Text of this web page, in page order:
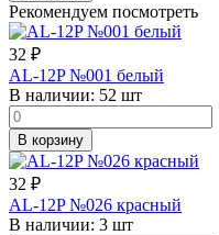
Рекомендуем посмотреть
32 ₽
AL-12P №001 белый
В наличии: 52 шт
В корзину
32 ₽
AL-12P №026 красный
В наличии: 3 шт